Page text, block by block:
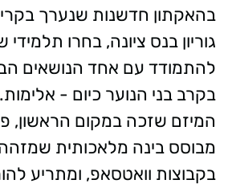
בהאקתון חדשנות שנערך
גוריון בנס ציונה, בחרו
להתמודד עם אחד הנושאים
בקרב בני הנוער כיום - אלימות.
המיזם שזכה במקום הראשון,
מבוסס בינה מלאכותית שמזהה
בקבוצות וואטסאפ, ומתריע